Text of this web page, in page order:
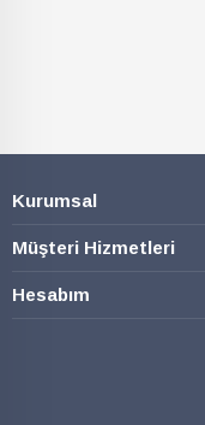
Kurumsal
Müşteri Hizmetleri
Hesabım